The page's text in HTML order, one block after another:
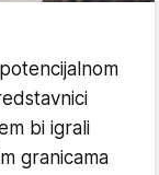
bi igrali
granicama